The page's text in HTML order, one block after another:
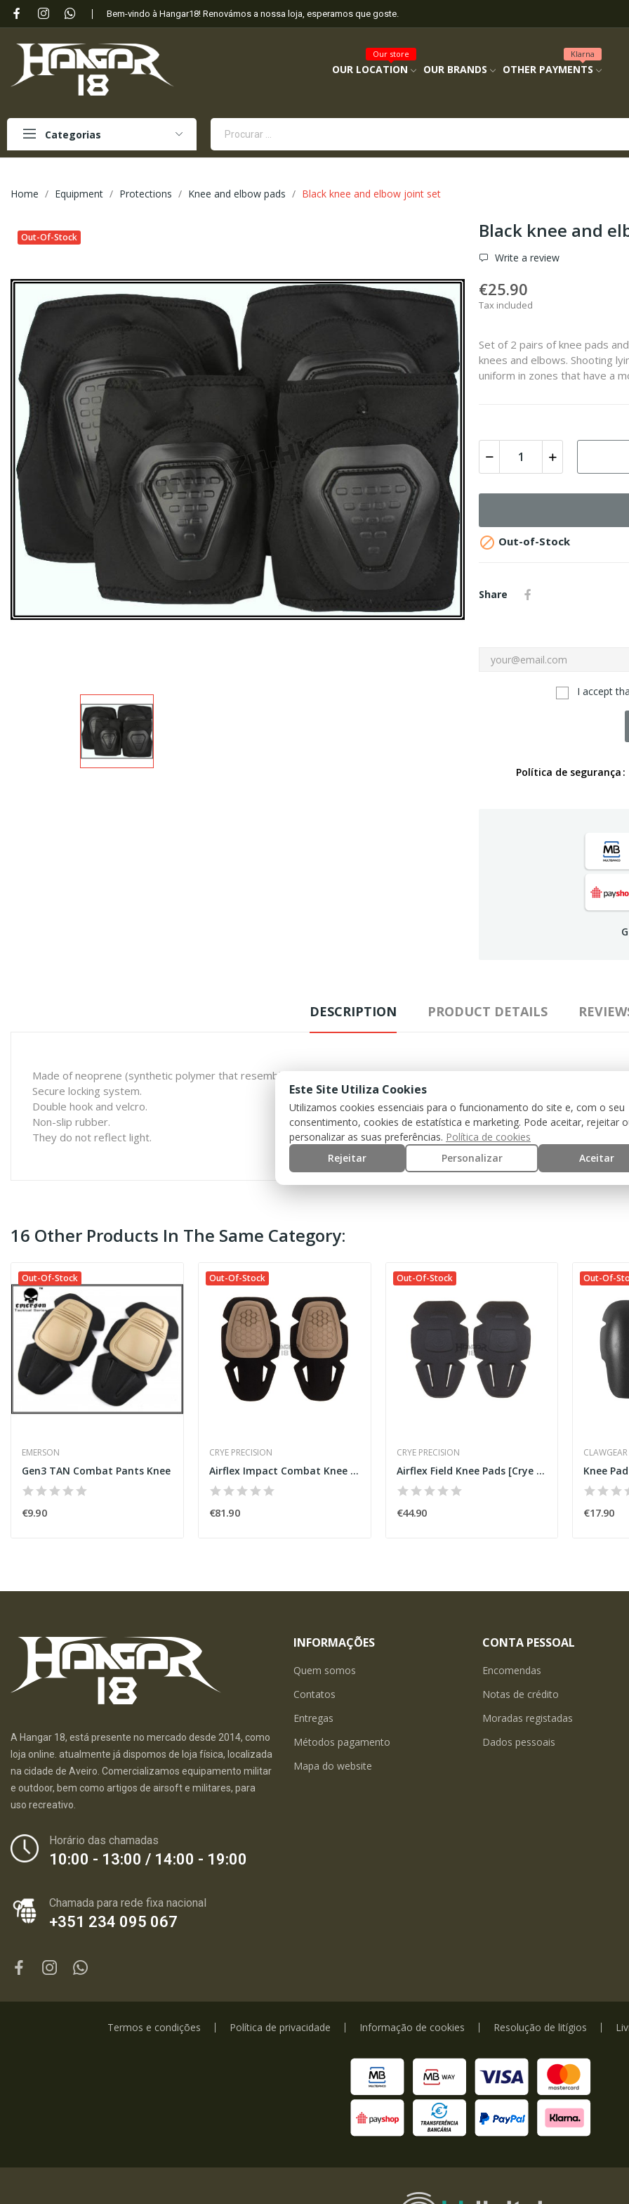
Bem-vindo à Hangar18! Renovámos a nossa loja, esperamos que goste.
OUR LOCATION
Our store
OUR BRANDS OTHER PAYMENTS
Klarna
Categorias
Home Equipment Protections Knee and elbow pads Black knee and elbow joint set
Out-Of-Stock Black knee and
Write a review
€25.90
Tax included
Set of 2 pairs of knee pads
knees and elbows. Shooting
uniform in zones that have a
 Out-of-Stock
Share
I accept
Política de segurança
DESCRIPTION PRODUCT DETAILS
Made of neoprene (synthetic polymer that resembles rubber. Resistant to oil, heat and erosion).
Secure locking system.
Double hook and velcro.
Non-slip rubber.
They do not reflect light.
16 Other Products In The Same Category:
Out-Of-Stock
EMERSON
Gen3 TAN Combat Pants Knee
€9.90
Out-Of-Stock
CRYE PRECISION
Airflex Impact Combat Knee Pads [Crye Precision]
€81.90
Out-Of-Stock
CRYE PRECISION
Airflex Field Knee Pads [Crye Precision]
€44.90
Out-Of-
CLAWGEAR
Knee
€17.90
A Hangar 18, está presente no mercado desde 2014, como
loja online. atualmente já dispomos de loja física, localizada
na cidade de Aveiro. Comercializamos equipamento militar
e outdoor, bem como artigos de airsoft e militares, para
uso recreativo.
Horário das chamadas
10:00 - 13:00 / 14:00 - 19:00
Chamada para rede fixa nacional
+351 234 095 067
INFORMAÇÕES
Quem somos
Contatos
Entregas
Métodos pagamento
Mapa do website
CONTA PESSOAL
Encomendas
Notas de crédito
Moradas registadas
Dados pessoais
Termos e condições Política de privacidade Informação de cookies Resolução de litígios
Este Site Utiliza Cookies
Utilizamos cookies essenciais para o funcionamento do site e, com o seu
consentimento, cookies de estatística e marketing. Pode aceitar, rejeitar
personalizar as suas preferências. Política de cookies
Rejeitar
Personalizar Aceitar